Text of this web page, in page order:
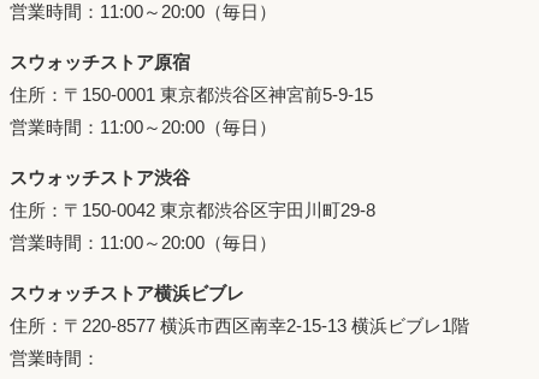
営業時間：11:00～20:00（毎日）
スウォッチストア原宿
住所：〒150-0001 東京都渋谷区神宮前5-9-15
営業時間：11:00～20:00（毎日）
スウォッチストア渋谷
住所：〒150-0042 東京都渋谷区宇田川町29-8
営業時間：11:00～20:00（毎日）
スウォッチストア横浜ビブレ
住所：〒220-8577 横浜市西区南幸2-15-13 横浜ビブレ1階
営業時間：